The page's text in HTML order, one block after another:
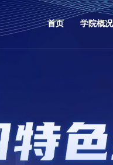
首页 学院概况